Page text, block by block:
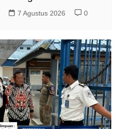
7 Agustus 2026 0